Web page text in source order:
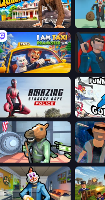
I Am Quadrober! Bank
I Am Taxi Prankster Sim Max vs
Amazing Strange Rope Police Funny
Bank Robbery City of